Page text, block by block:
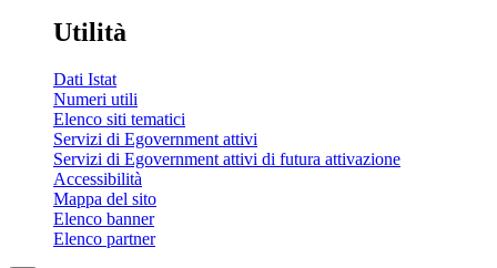
Utilità
Dati Istat
Numeri utili
Elenco siti tematici
Servizi di Egovernment attivi
Servizi di Egovernment attivi di futura attivazione
Accessibilità
Mappa del sito
Elenco banner
Elenco partner